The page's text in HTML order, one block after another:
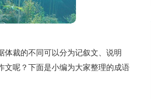
体裁的不同可以分为记叙文、说明
文呢？下面是小编为大家整理的成语